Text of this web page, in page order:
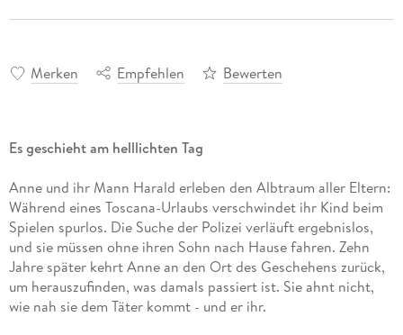
Merken Empfehlen Bewerten
Es geschieht am helllichten Tag
Anne und ihr Mann Harald erleben den Albtraum aller Eltern:
Während eines Toscana-Urlaubs verschwindet ihr Kind beim
Spielen spurlos. Die Suche der Polizei verläuft ergebnislos,
und sie müssen ohne ihren Sohn nach Hause fahren. Zehn
Jahre später kehrt Anne an den Ort des Geschehens zurück,
um herauszufinden, was damals passiert ist. Sie ahnt nicht,
wie nah sie dem Täter kommt - und er ihr.